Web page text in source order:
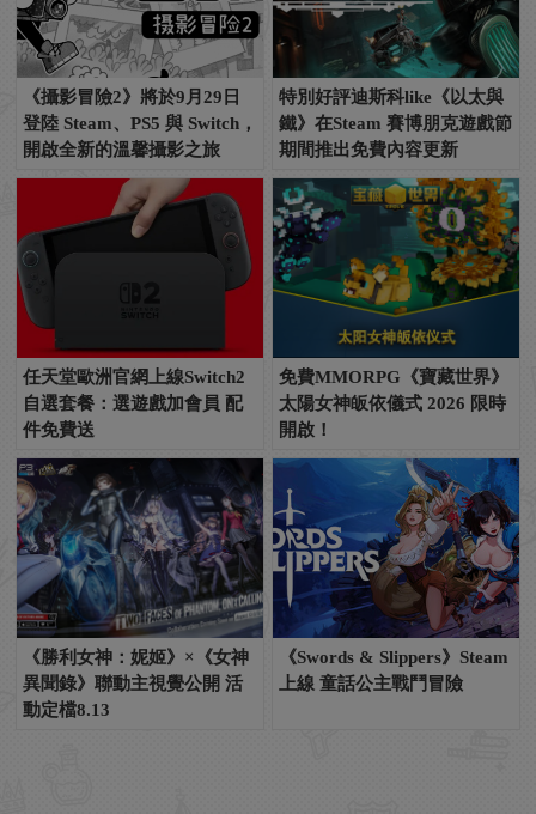
《攝影冒險2》將於9月29日
登陸 Steam、PS5 與 Switch，
開啟全新的溫馨攝影之旅
特別好評迪斯科like《以太與
鐵》在Steam 賽博朋克遊戲節
期間推出免費內容更新
任天堂歐洲官網上線Switch2
自選套餐：選遊戲加會員 配
件免費送
免費MMORPG《寶藏世界》
太陽女神皈依儀式 2026 限時
開啟！
《勝利女神：妮姬》×《女神
異聞錄》聯動主視覺公開 活
動定檔8.13
《Swords & Slippers》Steam
上線 童話公主戰鬥冒險